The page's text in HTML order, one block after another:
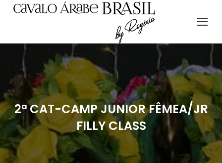
2ª CAT-CAMP JUNIOR FÊMEA/JR
FILLY CLASS